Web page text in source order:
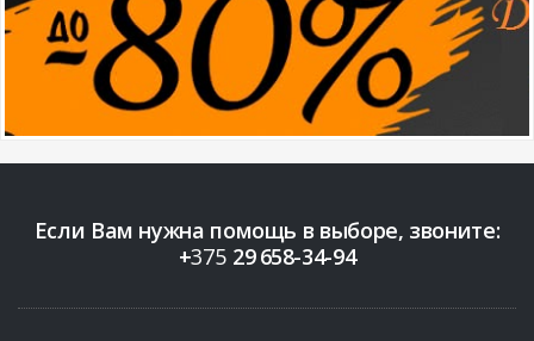
Если Вам нужна помощь в выборе, звоните:
+375 29658-34-94